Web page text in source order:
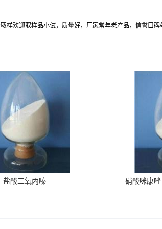
样欢迎取样品小试，质量好，厂家常年老产品，信誉口碑
盐酸二氧丙嗪 硝酸咪康